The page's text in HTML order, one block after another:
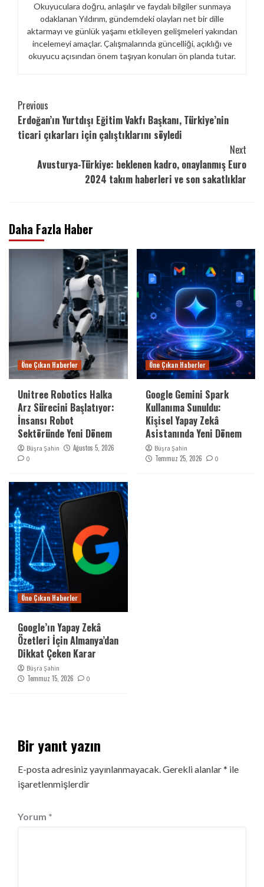
Okuyuculara doğru, anlaşılır ve faydalı bilgiler sunmaya
odaklanan Yıldırım, gündemdeki olayları net bir dille
aktarmayı ve günlük yaşamı etkileyen gelişmeleri yakından
incelemeyi amaçlar. Çalışmalarında güncelliği, açıklığı ve
okuyucu açısından önem taşıyan konuları ön planda tutar.
Continue
Reading
Previous
Erdoğan’ın Yurtdışı Eğitim Vakfı Başkanı, Türkiye’nin
ticari çıkarları için çalıştıklarını söyledi
Next
Avusturya-Türkiye: beklenen kadro, onaylanmış Euro
2024 takım haberleri ve son sakatlıklar
Daha Fazla Haber
Öne Çıkan Haberler
Unitree Robotics Halka
Arz Sürecini Başlatıyor:
İnsansı Robot
Sektöründe Yeni Dönem
Büşra Şahin Ağustos 5, 2026
0
Öne Çıkan Haberler
Google Gemini Spark
Kullanıma Sunuldu:
Kişisel Yapay Zekâ
Asistanında Yeni Dönem
Büşra Şahin
Temmuz 25, 2026 0
Öne Çıkan Haberler
Google’ın Yapay Zekâ
Özetleri İçin Almanya’dan
Dikkat Çeken Karar
Büşra Şahin
Temmuz 15, 2026 0
Bir yanıt yazın
E-posta adresiniz yayınlanmayacak. Gerekli alanlar* ile
işaretlenmişlerdir
Yorum *